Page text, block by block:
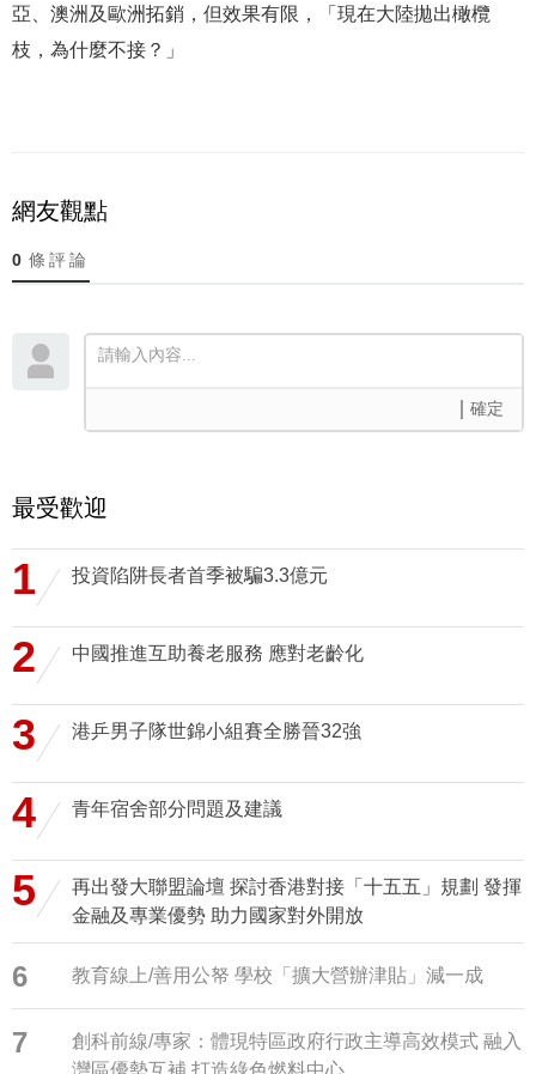
亞、澳洲及歐洲拓銷，但效果有限，「現在大陸拋出橄欖
枝，為什麼不接？」
網友觀點
0 條評論
確定
最受歡迎
1 投資陷阱長者首季被騙3.3億元
2 中國推進互助養老服務 應對老齡化
3 港乒男子隊世錦小組賽全勝晉32強
4 青年宿舍部分問題及建議
5
再出發大聯盟論壇 探討香港對接「十五五」規劃 發揮
金融及專業優勢 助力國家對外開放
6 教育線上/善用公帑 學校「擴大營辦津貼」減一成
7
創科前線/專家：體現特區政府行政主導高效模式 融入
灣區優勢互補 打造綠色燃料中心